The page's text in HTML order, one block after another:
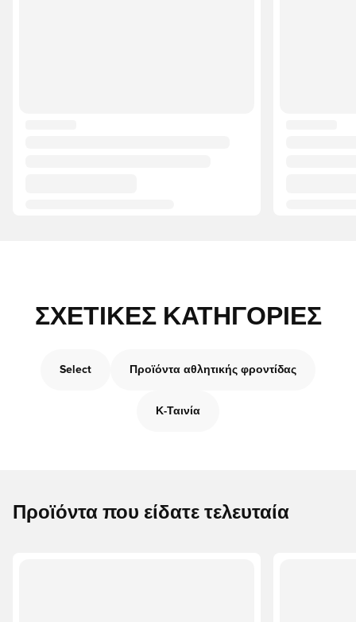
ΣΧΕΤΙΚΈΣ ΚΑΤΗΓΟΡΊΕΣ
Select Προϊόντα αθλητικής φροντίδας
Κ-Ταινία
Προϊόντα που είδατε τελευταία